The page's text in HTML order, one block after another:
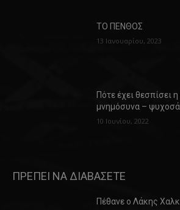
ΤΟ ΠΕΝΘΟΣ
13 Ιανουαρίου, 2023
Πότε έχει θεσπίσει
μνημόσυνα –
10 Ιουνίου, 2022
ΠΡΕΠΕΙ ΝΑ ΔΙΑΒΑΣΕΤΕ
Πέθανε ο Λάκης